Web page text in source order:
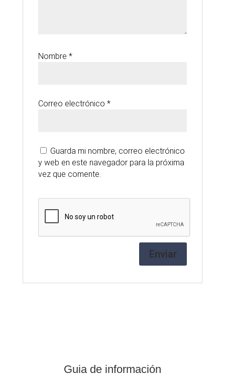
Nombre *
Correo electrónico *
Guarda mi nombre, correo electrónico
y web en este navegador para la próxima
vez que comente.
Guia de información